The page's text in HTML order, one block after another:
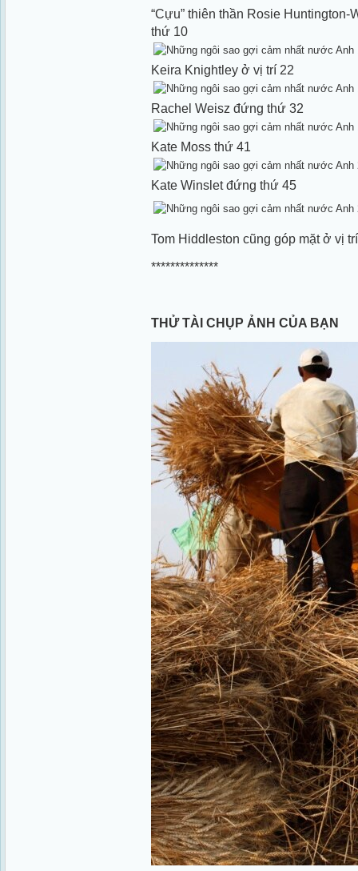
“Cựu” thiên thần Rosie
thứ 10
Keira Knightley ở vị trí 22
Rachel Weisz đứng thứ 32
Kate Moss thứ 41
Kate Winslet đứng thứ 45
Tom Hiddleston cũng góp mặt ở vị
**************
THỬ TÀI CHỤP ẢNH CỦA BẠN